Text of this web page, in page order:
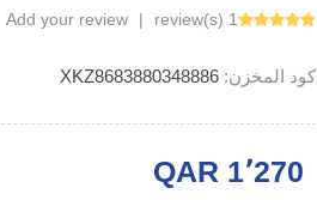
1 review(s)
|
Add your review
كود المخزن: XKZ8683880348886
QAR 1٬270